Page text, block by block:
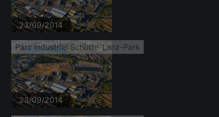
23/09/2014
Parc industriel Schütte-Lanz-Park
23/09/2014